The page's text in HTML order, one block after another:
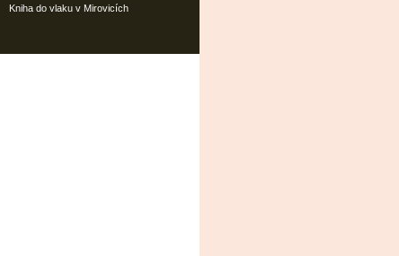
Kniha do vlaku v Mirovicích